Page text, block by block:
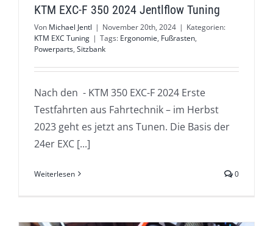
KTM EXC-F 350 2024 Jentlflow Tuning
Von Michael Jentl | November 20th, 2024 | Kategorien:
KTM EXC Tuning | Tags: Ergonomie, Fußrasten,
Powerparts, Sitzbank
Nach den - KTM 350 EXC-F 2024 Erste
Testfahrten aus Fahrtechnik – im Herbst
2023 geht es jetzt ans Tunen. Die Basis der
24er EXC [...]
Weiterlesen 0